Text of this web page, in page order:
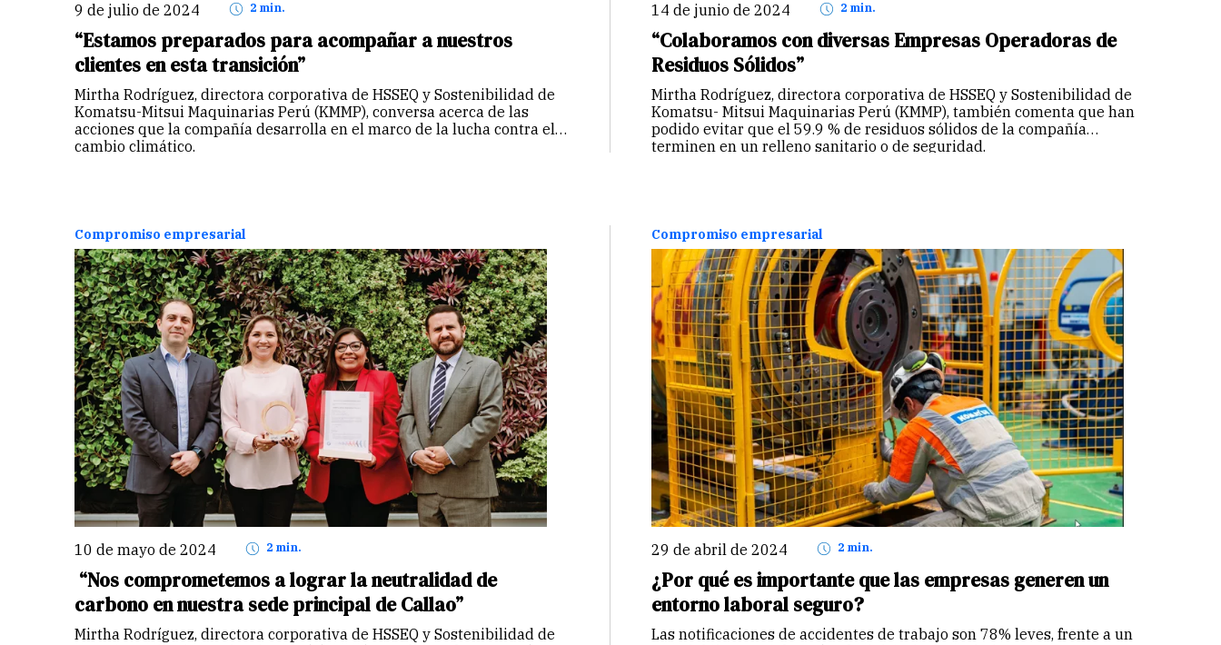
9 de julio de 2024 2 min.
“Estamos preparados para acompañar a nuestros
clientes en esta transición”
Mirtha Rodríguez, directora corporativa de HSSEQ y Sostenibilidad de
Komatsu-Mitsui Maquinarias Perú (KMMP), conversa acerca de las
acciones que la compañía desarrolla en el marco de la lucha contra el
cambio climático.
14 de junio de 2024 2 min.
“Colaboramos con diversas Empresas Operadoras de
Residuos Sólidos”
Mirtha Rodríguez, directora corporativa de HSSEQ y Sostenibilidad de
Komatsu- Mitsui Maquinarias Perú (KMMP), también comenta que han
podido evitar que el 59.9 % de residuos sólidos de la compañía
terminen en un relleno sanitario o de seguridad.
Compromiso empresarial
10 de mayo de 2024 2 min.
“Nos comprometemos a lograr la neutralidad de
carbono en nuestra sede principal de Callao”
Mirtha Rodríguez, directora corporativa de HSSEQ y Sostenibilidad de
Compromiso empresarial
29 de abril de 2024 2 min.
¿Por qué es importante que las empresas generen un
entorno laboral seguro?
Las notificaciones de accidentes de trabajo son 78% leves, frente a un